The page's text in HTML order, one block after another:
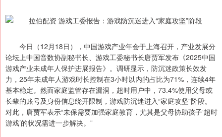
今日（12月18日），中国游戏产业年会于上海召开，产业发展分
论坛上中国音数协副秘书长、游戏工委秘书长唐贾军发布《2025中国
游戏产业未成年人保护进展报告》。调研显示，防沉迷政策长效发
力，25年未成年人游戏时长控制在3小时以内的占比为71%，连续4年
基本稳定。然而家庭监管存在漏洞，超时用户中，73.4%使用父母或
长辈的账号及身份信息绕开限制，游戏防沉迷进入“家庭攻坚”阶段。
对此，唐贾军表示“未保需要加强家庭教育，尤其是父母协助孩子‘超时
游戏’的状况需进一步解决。”